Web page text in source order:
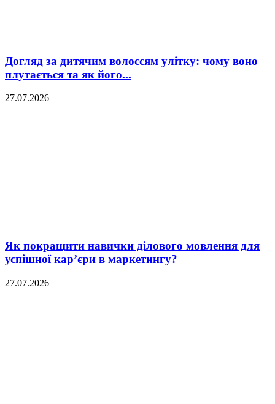
Догляд за дитячим волоссям улітку: чому воно
плутається та як його...
27.07.2026
Як покращити навички ділового мовлення для
успішної кар’єри в маркетингу?
27.07.2026